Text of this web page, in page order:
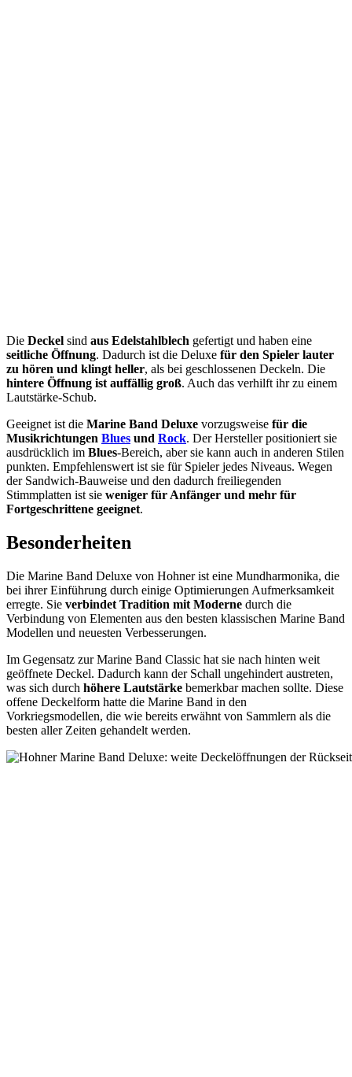
Die Deckel sind aus Edelstahlblech gefertigt und haben eine
seitliche Öffnung. Dadurch ist die Deluxe für den Spieler lauter
zu hören und klingt heller, als bei geschlossenen Deckeln. Die
hintere Öffnung ist auffällig groß. Auch das verhilft ihr zu einem
Lautstärke-Schub.
Geeignet ist die Marine Band Deluxe vorzugsweise für die
Musikrichtungen Blues und Rock. Der Hersteller positioniert sie
ausdrücklich im Blues-Bereich, aber sie kann auch in anderen Stilen
punkten. Empfehlenswert ist sie für Spieler jedes Niveaus. Wegen
der Sandwich-Bauweise und den dadurch freiliegenden
Stimmplatten ist sie weniger für Anfänger und mehr für
Fortgeschrittene geeignet.
Besonderheiten
Die Marine Band Deluxe von Hohner ist eine Mundharmonika, die
bei ihrer Einführung durch einige Optimierungen Aufmerksamkeit
erregte. Sie verbindet Tradition mit Moderne durch die
Verbindung von Elementen aus den besten klassischen Marine Band
Modellen und neuesten Verbesserungen.
Im Gegensatz zur Marine Band Classic hat sie nach hinten weit
geöffnete Deckel. Dadurch kann der Schall ungehindert austreten,
was sich durch höhere Lautstärke bemerkbar machen sollte. Diese
offene Deckelform hatte die Marine Band in den
Vorkriegsmodellen, die wie bereits erwähnt von Sammlern als die
besten aller Zeiten gehandelt werden.